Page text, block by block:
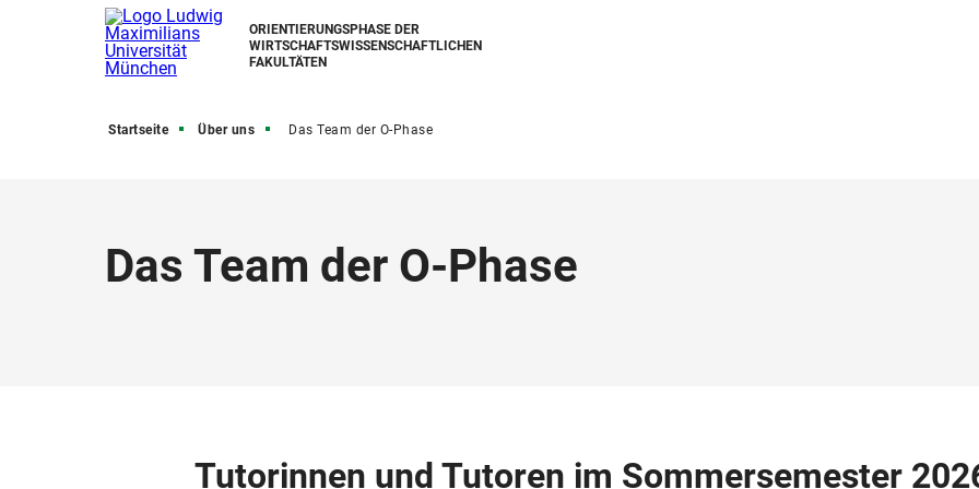
ORIENTIERUNGSPHASE DER
WIRTSCHAFTSWISSENSCHAFTLICHEN
FAKULTÄTEN
Startseite Über uns Das Team der O-Phase
Das Team der O-Phase
Tutorinnen und Tutoren im Sommersemester